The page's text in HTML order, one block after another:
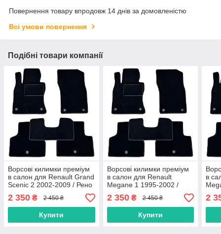
Повернення товару впродовж 14 днів за домовленістю
Всі умови повернення
Подібні товари компанії
Ворсові килимки преміум
в салон для Renault Grand
Scenic 2 2002-2009 / Рено
Гранд Сценік 2 килимки
2 350 ₴ 2 450 ₴
Купити
Ворсові килимки преміум
в салон для Renault
Megane 1 1995-2002 /
Рено Меган 1 килимки
2 350₴ 2 450 ₴
Купити
в
2